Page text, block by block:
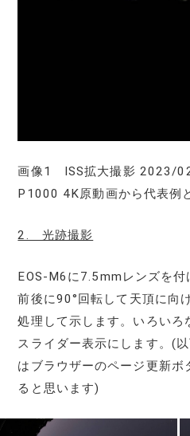
画像1 ISS拡大撮影 2023/
P1000 4K原動画から代表例
2. 光跡撮影
EOS-M6に7.5mmレンズを付
前後に90°回転して天頂に向
処理して示します。いろいろ
スライダー表示にします。(
はブラウザーのページ更新ボ
ると思います)